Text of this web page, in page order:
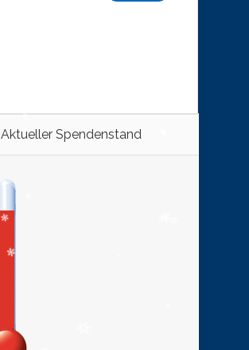
Aktueller Spendenstand